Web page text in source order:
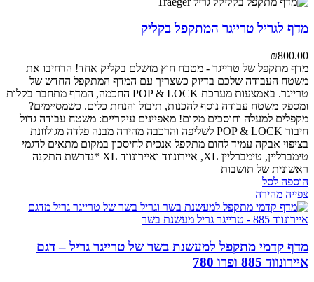
מדף לגריל טרייגר המתקפל בקליק
₪800.00
מדף מתקפל של טרייגר - מטבח חוץ מושלם בקליק אחד! הרחיבו את
משטח העבודה שלכם בדיוק כשצריך עם המדף המתקפל החדש של
טרייגר. באמצעות מערכת POP & LOCK החכמה, המדף מתחבר בקלות
ומספק משטח עבודה נוסף להכנות, תיבול והנחת כלים. כשמסיימים?
מקפלים למעלה וחוסכים מקום! מאפיינים עיקריים: משטח עבודה גדול
חיבור POP & LOCK לשליפה והרכבה מהירה
מבנה פלדה מגולוונת
בציפוי אבקה עמיד לחום מתקפל אנכית לחיסכון במקום מתאים לדגמי
טימברליין, טימברליין XL, איירונווד ואיירונווד XL
*נדרשת התקנה
ראשונית של תושבות
הוספה לסל
צפייה מהירה
מדף קדמי מתקפל למעשנת בשר של טרייגר גריל – דגם
איירונווד 885 ופרו 780